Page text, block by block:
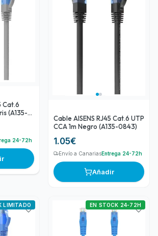
Cat.6
(A135-
24-72h
Cable AISENS RJ45 Cat.6 UTP
CCA 1m Negro (A135-0843)
1.05€
Envío a CanariasEntrega 24-72h
Añadir
LIMITADO EN STOCK 24-72H